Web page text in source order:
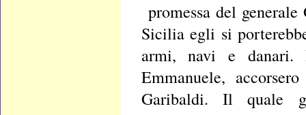
promessa del
Sicilia egli si
armi, navi e danari.
Emmanuele,
Garibaldi. Il quale